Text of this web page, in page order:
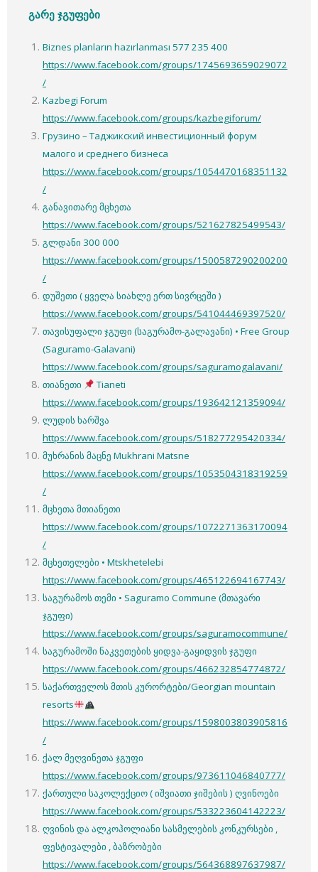
გარე ჯგუფები
Biznes planların hazırlanması 577 235 400
https://www.facebook.com/groups/1745693659029072
/
Kazbegi Forum
https://www.facebook.com/groups/kazbegiforum/
Грузино – Таджикский инвестиционный форум
малого и среднего бизнеса
https://www.facebook.com/groups/1054470168351132
/
განავითარე მცხეთა
https://www.facebook.com/groups/521627825499543/
გლდანი 300 000
https://www.facebook.com/groups/1500587290200200
/
დუშეთი ( ყველა სიახლე ერთ სივრცეში )
https://www.facebook.com/groups/541044469397520/
თავისუფალი ჯგუფი (საგურამო-გალავანი) • Free Group
(Saguramo-Galavani)
https://www.facebook.com/groups/saguramogalavani/
თიანეთი
Tianeti
https://www.facebook.com/groups/193642121359094/
ლუდის ხარშვა
https://www.facebook.com/groups/518277295420334/
მუხრანის მაცნე Mukhrani Matsne
https://www.facebook.com/groups/1053504318319259
/
მცხეთა მთიანეთი
https://www.facebook.com/groups/1072271363170094
/
მცხეთელები • Mtskhetelebi
https://www.facebook.com/groups/465122694167743/
საგურამოს თემი • Saguramo Commune (მთავარი
ჯგუფი)
https://www.facebook.com/groups/saguramocommune/
საგურამოში ნაკვეთების ყიდვა-გაყიდვის ჯგუფი
https://www.facebook.com/groups/466232854774872/
საქართველოს მთის კურორტები/Georgian mountain
resorts
https://www.facebook.com/groups/1598003803905816
/
ქალ მეღვინეთა ჯგუფი
https://www.facebook.com/groups/973611046840777/
ქართული საკოლექციო ( იშვიათი ჯიშების ) ღვინოები
https://www.facebook.com/groups/533223604142223/
ღვინის და ალკოჰოლიანი სასმელების კონკურსები ,
ფესტივალები , ბაზრობები
https://www.facebook.com/groups/564368897637987/